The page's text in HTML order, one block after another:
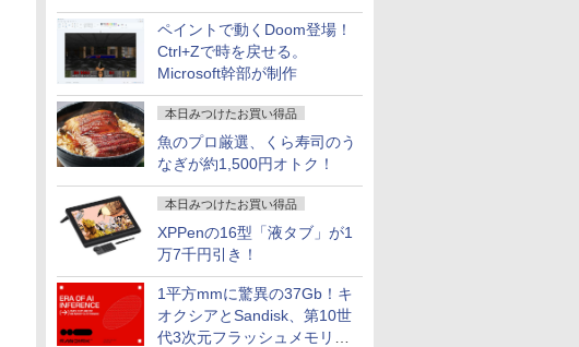
ペイントで動くDoom登場！
Ctrl+Zで時を戻せる。
Microsoft幹部が制作
本日みつけたお買い得品
魚のプロ厳選、くら寿司のう
なぎが約1,500円オトク！
本日みつけたお買い得品
XPPenの16型「液タブ」が1
万7千円引き！
1平方mmに驚異の37Gb！キ
オクシアとSandisk、第10世
代3次元フラッシュメモリを